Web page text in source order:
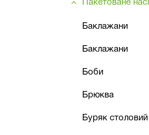
Пакетоване
Баклажани
Баклажани
Боби
Брюква
Буряк столовий